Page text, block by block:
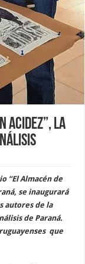
Acidez”, la
“El Almacén de
se inaugurará
autores de la
de Paraná.
que